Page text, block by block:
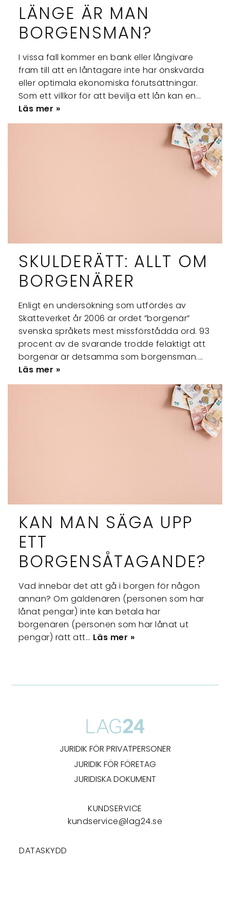
LÄNGE ÄR MAN
BORGENSMAN?
I vissa fall kommer en bank eller långivare
fram till att en låntagare inte har önskvärda
eller optimala ekonomiska förutsättningar.
Som ett villkor för att bevilja ett lån kan en…
Läs mer »
SKULDERÄTT: ALLT OM
BORGENÄRER
Enligt en undersökning som utfördes av
Skatteverket år 2006 är ordet ”borgenär”
svenska språkets mest missförstådda ord. 93
procent av de svarande trodde felaktigt att
borgenär är detsamma som borgensman.…
Läs mer »
KAN MAN SÄGA UPP
ETT
BORGENSÅTAGANDE?
Vad innebär det att gå i borgen för någon
annan? Om gäldenären (personen som har
lånat pengar) inte kan betala har
borgenären (personen som har lånat ut
pengar) rätt att… Läs mer »
JURIDIK FÖR PRIVATPERSONER
JURIDIK FÖR FÖRETAG
JURIDISKA DOKUMENT
KUNDSERVICE
kundservice@lag24.se
DATASKYDD